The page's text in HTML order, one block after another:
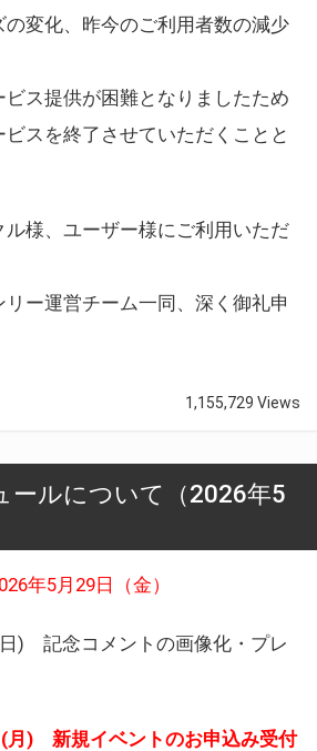
の変化、昨今のご利用者数の減少
ス提供が困難となりましたため
スを終了させていただくことと
様、ユーザー様にご利用いただ
リー運営チーム一同、深く御礼申
1,155,729 Views
ールについて（2026年5
年5月29日（金）
日) 記念コメントの画像化・プレ
(月) 新規イベントのお申込み受付